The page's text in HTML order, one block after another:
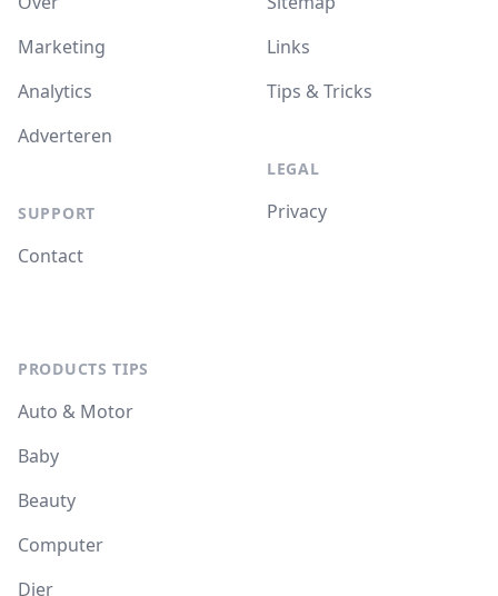
Marketing
Analytics
Adverteren
SUPPORT
Contact
Links
Tips & Tricks
LEGAL
Privacy
PRODUCTS TIPS
Auto & Motor
Baby
Beauty
Computer
Dier